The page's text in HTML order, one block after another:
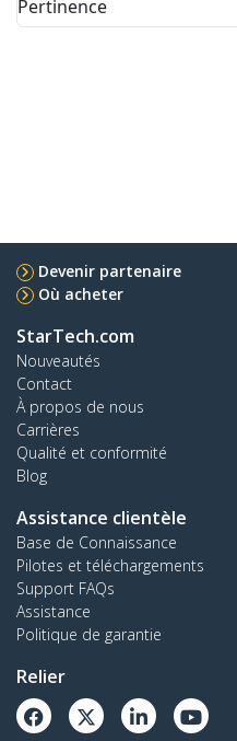
Pertinence
Devenir partenaire
Où acheter
StarTech.com
Nouveautés
Contact
À propos de nous
Carrières
Qualité et conformité
Blog
Assistance clientèle
Base de Connaissance
Pilotes et téléchargements
Support FAQs
Assistance
Politique de garantie
Relier